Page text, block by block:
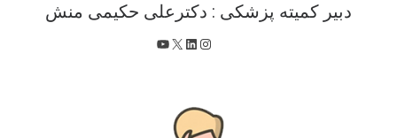
دبیر کمیته پزشکی : دکترعلی حکیمی منش
اینستاگرم
لینکداین
X یوتیوب